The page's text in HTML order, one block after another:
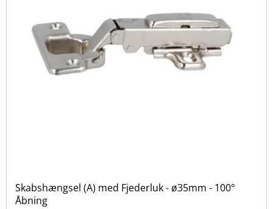
Skabshængsel (A) med Fjederluk - ø35mm - 100°
Åbning